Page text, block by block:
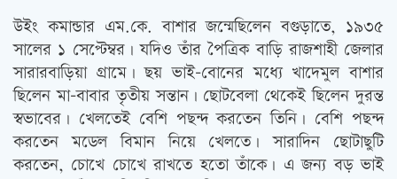
উইং কমান্ডার এম.কে. বাশার জন্মেছিলেন বগুড়াতে, ১৯৩৫
সালের ১ সেপ্টেম্বর। যদিও তাঁর পৈত্রিক বাড়ি রাজশাহী জেলার
সারারবাড়িয়া গ্রামে। ছয় ভাই-বোনের মধ্যে খাদেমুল বাশার
ছিলেন মা-বাবার তৃতীয় সন্তান। ছোটবেলা থেকেই ছিলেন দুরন্ত
স্বভাবের। খেলতেই বেশি পছন্দ করতেন তিনি। বেশি পছন্দ
করতেন মডেল বিমান নিয়ে খেলতে। সারাদিন ছোটাছুটি
করতেন, চোখে চোখে রাখতে হতো তাঁকে। এ জন্য বড় ভাই